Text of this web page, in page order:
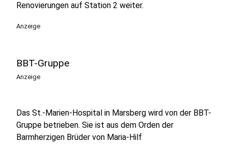
Renovierungen auf Station 2 weiter.
Anzeige
BBT-Gruppe
Anzeige
Das St.-Marien-Hospital in Marsberg wird von der BBT-
Gruppe betrieben. Sie ist aus dem Orden der
Barmherzigen Brüder von Maria-Hilf